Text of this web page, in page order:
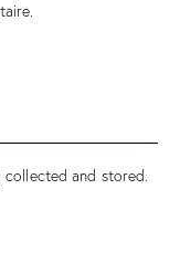
collected and stored.